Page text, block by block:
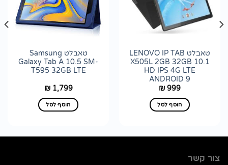
הוסף
לרשימת
טאבלט LENOVO IP TAB
X505L 2GB 32GB 10.1
HD IPS 4G LTE
ANDROID 9
₪ 999
הוסף לסל
הוסף
לרשימת
wishlist
טאבלט Samsung
Galaxy Tab A 10.5 SM-
T595 32GB LTE
₪1,799
הוסף לסל
צור קשר